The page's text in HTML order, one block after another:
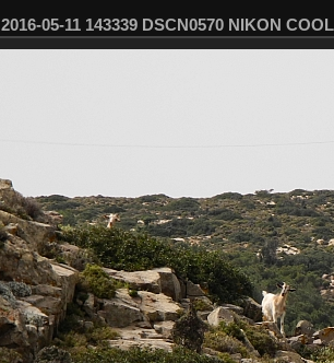
2016-05-11 143339 DSCN0570 NIKON